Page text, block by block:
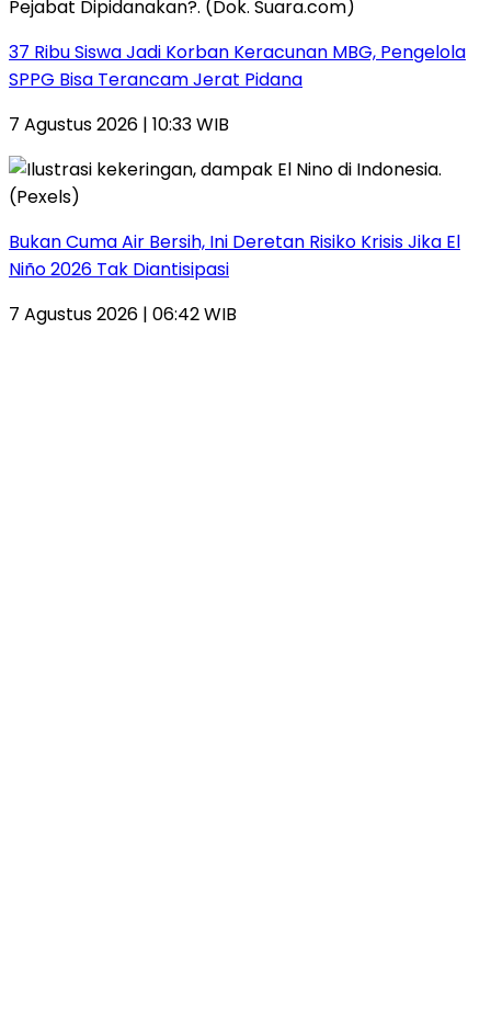
37 Ribu Siswa Jadi Korban Keracunan MBG, Pengelola
SPPG Bisa Terancam Jerat Pidana
7 Agustus 2026 | 10:33 WIB
Bukan Cuma Air Bersih, Ini Deretan Risiko Krisis Jika El
Niño 2026 Tak Diantisipasi
7 Agustus 2026 | 06:42 WIB